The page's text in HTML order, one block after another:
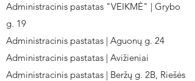
Administracinis pastatas "VEIKMĖ" | Grybo
g. 19
Administracinis pastatas | Aguonų g. 24
Administracinis pastatas | Avižieniai
Administracinis pastatas | Beržų g. 2B, Riešės